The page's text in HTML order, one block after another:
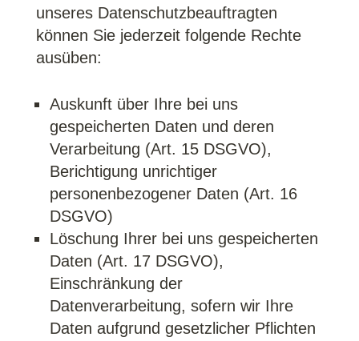
unseres Datenschutzbeauftragten
können Sie jederzeit folgende Rechte
ausüben:
Auskunft über Ihre bei uns
gespeicherten Daten und deren
Verarbeitung (Art. 15 DSGVO),
Berichtigung unrichtiger
personenbezogener Daten (Art. 16
DSGVO)
Löschung Ihrer bei uns gespeicherten
Daten (Art. 17 DSGVO),
Einschränkung der
Datenverarbeitung, sofern wir Ihre
Daten aufgrund gesetzlicher Pflichten